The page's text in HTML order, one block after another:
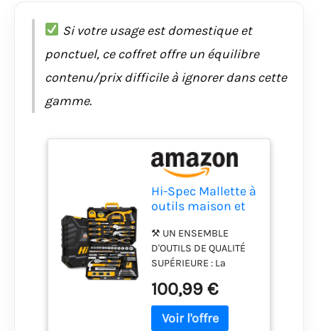
Si votre usage est domestique et
ponctuel, ce coffret offre un équilibre
contenu/prix difficile à ignorer dans cette
gamme.
Hi-Spec Mallette à
outils maison et
tournevis en
coffret
⚒ UN ENSEMBLE
D'OUTILS DE QUALITÉ
SUPÉRIEURE : La
mécaniques Hi-Spec
Maison et Garage est
parfait pour les
100,99 €